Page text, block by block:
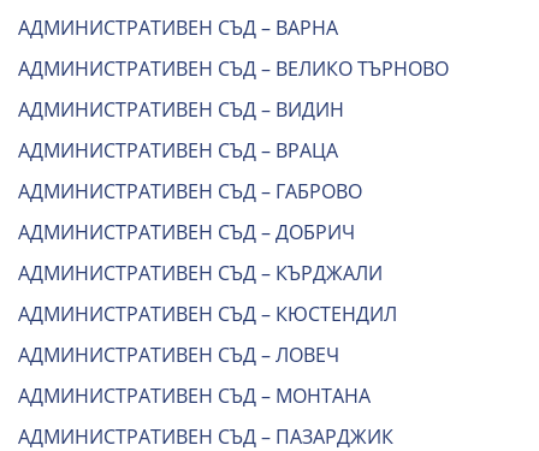
АДМИНИСТРАТИВЕН СЪД – ВАРНА
АДМИНИСТРАТИВЕН СЪД – ВЕЛИКО ТЪРНОВО
АДМИНИСТРАТИВЕН СЪД – ВИДИН
АДМИНИСТРАТИВЕН СЪД – ВРАЦА
АДМИНИСТРАТИВЕН СЪД – ГАБРОВО
АДМИНИСТРАТИВЕН СЪД – ДОБРИЧ
АДМИНИСТРАТИВЕН СЪД – КЪРДЖАЛИ
АДМИНИСТРАТИВЕН СЪД – КЮСТЕНДИЛ
АДМИНИСТРАТИВЕН СЪД – ЛОВЕЧ
АДМИНИСТРАТИВЕН СЪД – МОНТАНА
АДМИНИСТРАТИВЕН СЪД – ПАЗАРДЖИК